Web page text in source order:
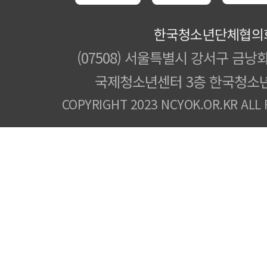
한국청소년단체협
(07508) 서울특별시 강서구 금낭
국제청소년센터 3층 한국청소
COPYRIGHT 2023 NCYOK.OR.KR ALL